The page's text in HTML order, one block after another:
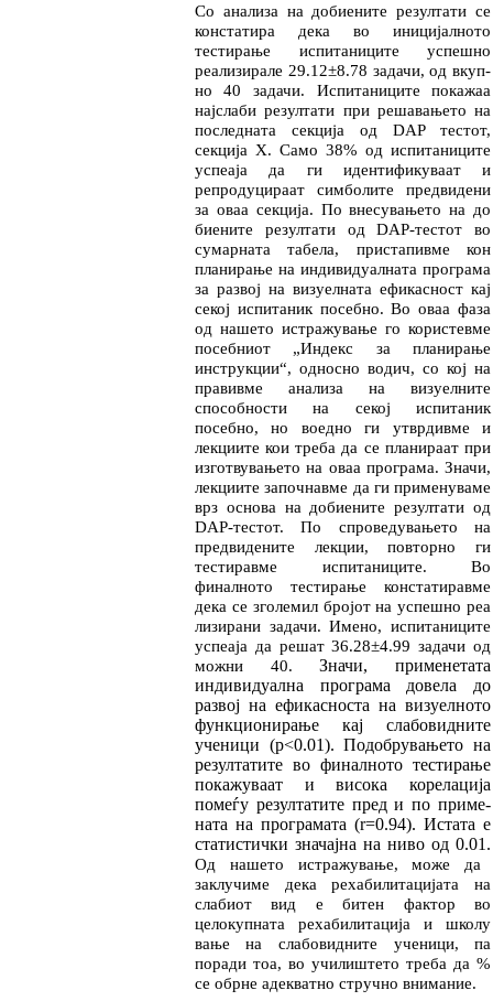
Со анализа на добиените резултати се
констатира дека во иницијалното
тестирање испитаниците ус­пешно
реализирале 29.12±8.78 задачи, од вкуп­
но 40 задачи. Испитаниците покажаа
нај­сла­би резултати при решавањето на
последната секција од DAP тестот,
секција Х. Само 38% од ис­питаниците
успеаја да ги идентификуваат и
репродуцираат симболите предвидени
за оваа сек­ција. По внесувањето на до
биените резултати од DAP-тестот во
сумарната табела, пристапивме кон
планирање на индивидуалната програма
за развој на визуелната ефикасност кај
секој испи­та­ник посебно. Во оваа фаза
од нашето истра­жу­ва­ње го користевме
посебниот „Индекс за планирање
инструкции“, односно водич, со кој на
пра­вив­ме анализа на визуелните
способности на се­кој испитаник
посебно, но воедно ги утврдивме и
лекциите кои треба да се планираат при
изгот­ву­ва­њето на оваа програма. Значи,
лекциите започ­навме да ги применуваме
врзоснова на добиените резултати од
DAP-тестот.
По спроведувањето на
предвидените лекции, повторно ги
тестиравме испитаниците. Во
финалното тестирање констатиравме
дека се зголемил бројот на успешно реа
лизирани задачи. Имено, испитаниците
успеаја да решат 36.28±4.99 задачи од
можни 40. Значи, применетата
индивидуална програма до­вела до
развој на ефикасноста на визуелното
функционирање кај слабовидните
ученици (p<0.01). Подобрувањето на
резултатите во финалното тестирање
покажуваат и висока коре­ла­ција
помеѓу резултатите пред и по приме­
на­та на програмата (r=0.94). Истата е
статистички значајна на ниво од 0.01.
Од нашето истражување, може да
заклучиме дека рехабилитацијата на
слабиот вид е битен фактор во
целокупната рехабилитација и школу
вање на слабовидните ученици, па
поради тоа, во училиштето треба да%
се обрне адекватно стручно внимание.